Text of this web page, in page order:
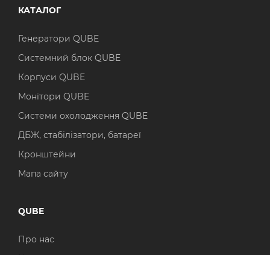
КАТАЛОГ
Генератори QUBE
Системний блок QUBE
Корпуси QUBE
Монітори QUBE
Системи охолодження QUBE
ДБЖ, стабілізатори, батареї
Кронштейни
Мапа сайту
QUBE
Про нас